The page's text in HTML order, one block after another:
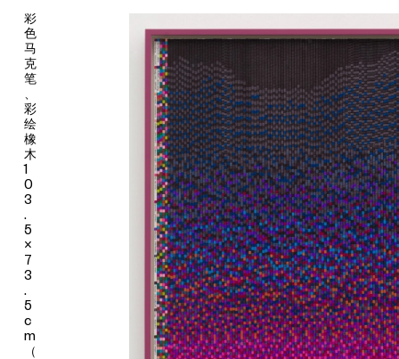
中的危机、人类异化的行为和情绪机制。当人类创造的技术几乎脱
离人类的意志，其执着于追求最佳方案的理性思维逐渐开始扮演主
导的角色，某种最优化的自驱模式已深深嵌入当代人的心灵之中，
令疲惫不堪的生命处于岌岌可危的赤裸状态之下。而就个体而言，
当代人对自我优化的迷恋和内化——这种不直接控制个人的自我
剥削方式，被韩炳哲称为“精神政治学”的当代统治技术，已经深入
情绪并通过精神规划和指导稳定和延续现行制度，使得个体心甘情
愿且充满热情地在自我剥削中获得快乐与成就感，并在权力关系的
内化中实现永久的自我驯服。在这个迫切的当下，亟需重构一种真
正意义上更为智慧而利他——却未必是“最佳”的生态。如何解除精
神政治对心灵的异化，怀着对万物间连接性的敏感意识去发现一种
远离人类中心迷思的技术生态，并实现一种“超于人类”（more-
than-human）的生活？艺术创作能否挽救“优化”意义至上的当代
生活，甚至彻底弑之并在废墟中创造生活？
上述背景在杜阿尔和刘诗园各自一直以来的创作中，几乎构成了某
种默认的当代语境——尽管他们此前从未有过创作交集，也有着
全然不同的生活轨迹，但他们的作品却在不同形式上深刻体现出对
该议题从个体到普遍意义的关注。作为与后网络艺术运动密切相关
彩
色
马
克
笔
彩
绘
橡
木
1
0
3
.
5
×
7
3
.
5
c
m
（